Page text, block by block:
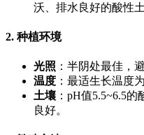
沃、排水良好的酸性
2. 种植环境
光照 ：半阴处最佳，
温度 ：最适生长温度
土壤 ：pH值5.5~6.5
良好。